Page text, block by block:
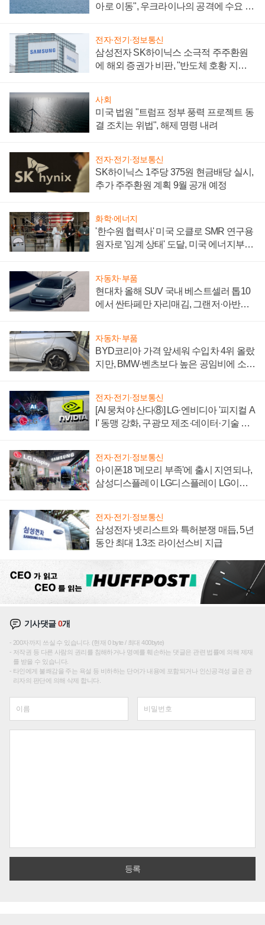
아로 이동", 우크라이나의 공격에 수요 늘
전자·전기·정보통신
삼성전자 SK하이닉스 소극적 주주환원
에 해외 증권가 비판, "반도체 호황 지속
사회
미국 법원 "트럼프 정부 풍력 프로젝트 동
결 조치는 위법", 해제 명령 내려
전자·전기·정보통신
SK하이닉스 1주당 375원 현금배당 실시,
추가 주주환원 계획 9월 공개 예정
화학·에너지
'한수원 협력사' 미국 오클로 SMR 연구용
원자로 '임계 상태' 도달, 미국 에너지부
자동차·부품
현대차 올해 SUV 국내 베스트셀러 톱10
에서 싼타페만 자리매김, 그랜저·아반떼
자동차·부품
BYD코리아 가격 앞세워 수입차 4위 올랐
지만, BMW·벤츠보다 높은 공임비에 소비
전자·전기·정보통신
[AI 뭉쳐야 산다⑧] LG·엔비디아 '피지컬 A
I' 동맹 강화, 구광모 제조·데이터·기술 결
전자·전기·정보통신
아이폰18 '메모리 부족'에 출시 지연되나,
삼성디스플레이 LG디스플레이 LG이노
전자·전기·정보통신
삼성전자 넷리스트와 특허분쟁 매듭, 5년
동안 최대 1.3조 라이선스비 지급
기사댓글0개
200자까지 쓰실 수 있습니다. (현재 0 byte / 최대 400byte)
저작권 등 다른 사람의 권리를 침해하거나 명예를 훼손하는 댓글은 관련 법률에 의해 제재
를 받을 수 있습니다.
타인에게 불쾌감을 주는 욕설 등 비하하는 단어가 내용에 포함되거나 인신공격성 글은 관
리자의 판단에 의해 삭제 합니다.